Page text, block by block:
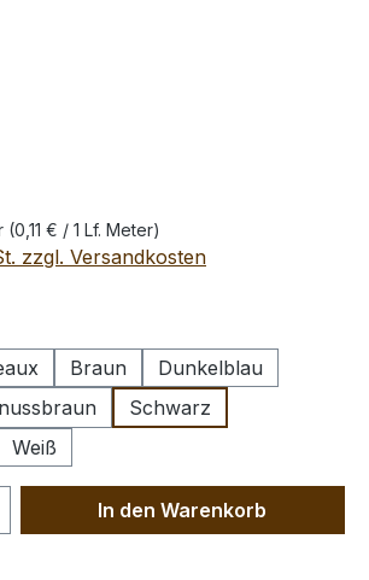
(0,11 € / 1 Lf. Meter)
zzgl. Versandkosten
Braun
Dunkelblau
Schwarz
Weiß
Gib den
In den Warenkorb